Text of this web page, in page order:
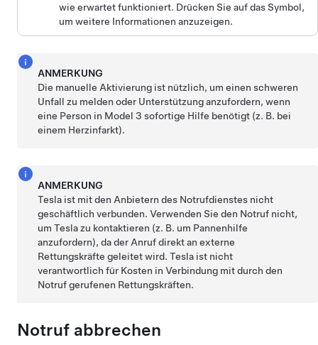
wie erwartet funktioniert. Drücken Sie auf das Symbol,
um weitere Informationen anzuzeigen.
ANMERKUNG
Die manuelle Aktivierung ist nützlich, um einen schweren
Unfall zu melden oder Unterstützung anzufordern, wenn
eine Person in Model 3 sofortige Hilfe benötigt (z. B. bei
einem Herzinfarkt).
ANMERKUNG
Tesla ist mit den Anbietern des Notrufdienstes nicht
geschäftlich verbunden. Verwenden Sie den Notruf nicht,
um Tesla zu kontaktieren (z. B. um Pannenhilfe
anzufordern), da der Anruf direkt an externe
Rettungskräfte geleitet wird. Tesla ist nicht
verantwortlich für Kosten in Verbindung mit durch den
Notruf gerufenen Rettungskräften.
Notruf abbrechen